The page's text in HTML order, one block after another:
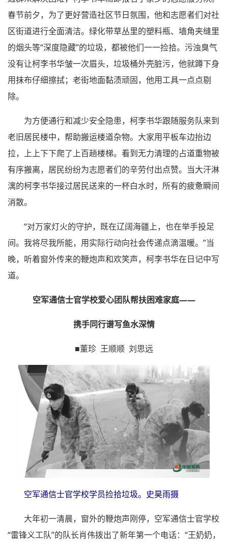
春节前夕，为了更好营造社区节日氛围，他和志愿者们对社
区街道进行全面清洁。绿化带草丛里的塑料瓶、墙角夹缝里
的烟头等“深度隐藏”的垃圾，都被他们一一捡拾。污浊臭气
没有让柯李书华皱一次眉头，垃圾桶外壳脏污，他就蹲下身
用抹布仔细擦拭；老街地面黏渍顽固，他用工具一点点剔
除。
为方便通行和减少安全隐患，柯李书华跟随服务队来到
老旧居民楼中，帮助搬运楼道杂物。大家用平板车边抬边
拉，上上下下爬了上百趟楼梯。看到无力清理的占道重物被
有序搬离，居民纷纷为志愿者们的辛劳付出点赞。当大汗淋
漓的柯李书华接过居民送来的一杯白水时，所有的疲惫瞬间
消散。
“对万家灯火的守护，既在辽阔海疆上，也在举手投足
间。我将尽我所能，用实际行动向社会传递点滴温暖。”当
晚，听着窗外传来的鞭炮声和欢笑声，柯李书华在日记中写
道。
空军通信士官学校爱心团队帮扶困难家庭——
携手同行谱写鱼水深情
■董珍 王顺顺 刘思远
空军通信士官学校学员捡拾垃圾。史昊雨摄
大年初一清晨，窗外的鞭炮声刚停，空军通信士官学校
“雷锋义工队”的队长肖伟拨出了新年第一个电话：“王奶奶，